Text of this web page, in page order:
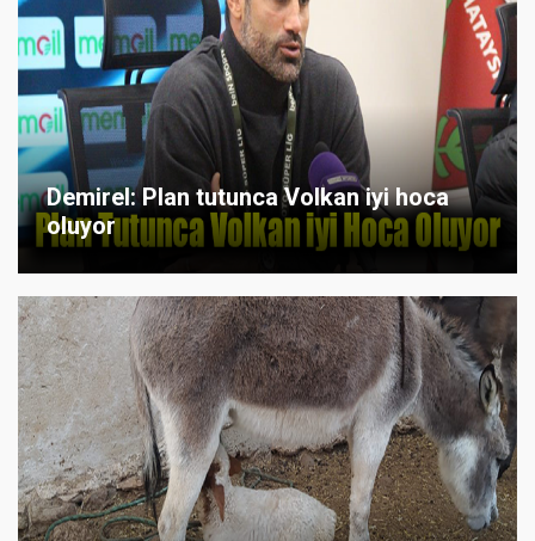
Demirel: Plan tutunca Volkan iyi hoca
oluyor